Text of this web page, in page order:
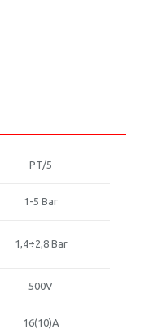
PT/5
1-5 Bar
1,4÷2,8 Bar
500V
16(10)A